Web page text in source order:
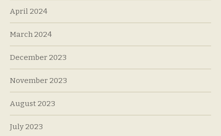
April 2024
March 2024
December 2023
November 2023
August 2023
July 2023